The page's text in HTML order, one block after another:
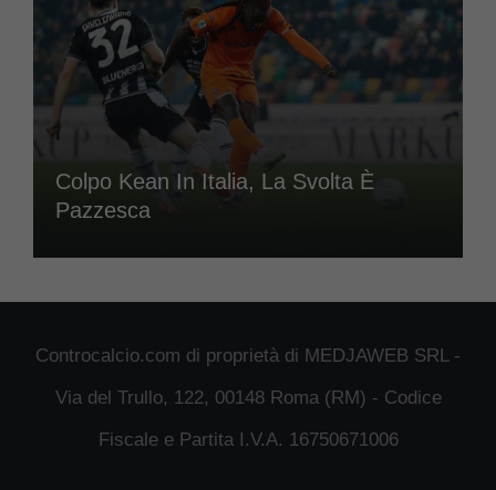
Colpo Kean In Italia, La Svolta È
Pazzesca
Controcalcio.com di proprietà di MEDJAWEB SRL -
Via del Trullo, 122, 00148 Roma (RM) - Codice
Fiscale e Partita I.V.A. 16750671006